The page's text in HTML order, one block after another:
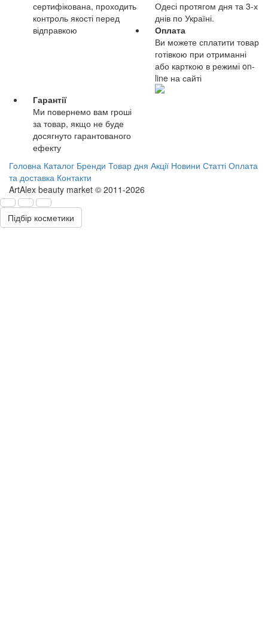
сертифікована, проходить
контроль якості перед
відправкою
Одесі протягом дня та 3-х
днів по Україні.
Оплата
Ви можете сплатити товар
готівкою при отриманні
або карткою в режимі on-
line на сайті
Гарантії
Ми повернемо вам гроші
за товар, якщо не буде
досягнуто гарантованого
ефекту
Головна Каталог Бренди Товар дня Акції Новини Статті Оплата
та доставка Контакти
ArtAlex beauty market © 2011-2026
Підбір косметики